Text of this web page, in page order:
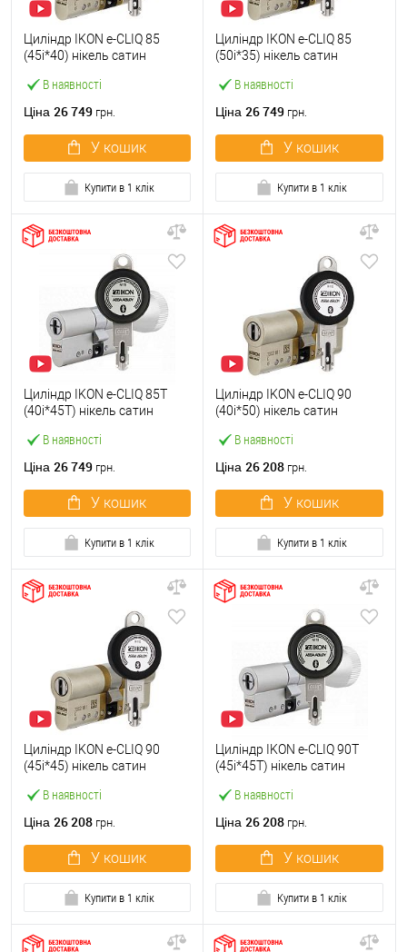
В наявності
Циліндр IKON e-CLIQ 85
(45i*40) нікель сатин
Ціна 26 749 грн.
У кошик
Купити в 1 клік
В наявності
Циліндр IKON e-CLIQ 85
(50i*35) нікель сатин
Ціна 26 749 грн.
У кошик
Купити в 1 клік
В наявності
Циліндр IKON e-CLIQ 85T
(40i*45T) нікель сатин
Ціна 26 749 грн.
У кошик
Купити в 1 клік
В наявності
Циліндр IKON e-CLIQ 90
(40i*50) нікель сатин
Ціна 26 208 грн.
У кошик
Купити в 1 клік
В наявності
Циліндр IKON e-CLIQ 90
(45i*45) нікель сатин
Ціна 26 208 грн.
У кошик
Купити в 1 клік
В наявності
Циліндр IKON e-CLIQ 90T
(45i*45T) нікель сатин
Ціна 26 208 грн.
У кошик
Купити в 1 клік